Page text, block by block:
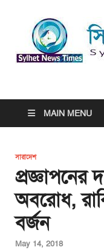
সিলেট
News
MAIN MENU
সারাদেশ
প্রজ্ঞাপনের
অবরোধ,
বর্জন
May 14, 2018